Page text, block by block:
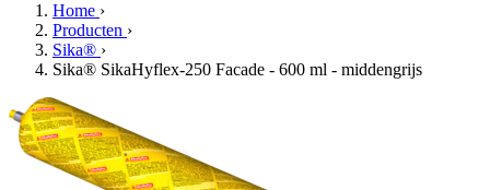
Home ›
Producten ›
Sika® ›
Sika® SikaHyflex-250 Facade - 600 ml - middengrijs